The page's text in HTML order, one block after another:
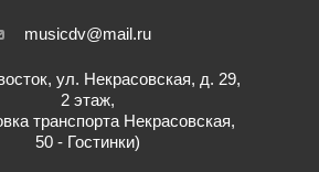
musicdv@mail.ru
ул. Некрасовская, д. 29,
2 этаж,
транспорта Некрасовская,
50 - Гостинки)